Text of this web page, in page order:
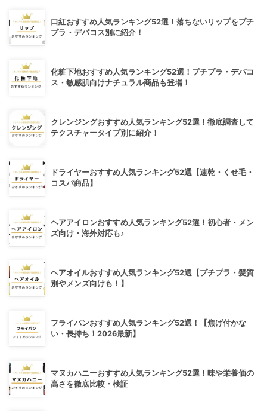
口紅おすすめ人気ランキング52選！落ちないリップをプチ
プラ・デパコス別に紹介！
化粧下地おすすめ人気ランキング52選！プチプラ・デパコ
ス・敏感肌向けナチュラル商品も登場！
クレンジングおすすめ人気ランキング52選！徹底調査して
テクスチャータイプ別に紹介！
ドライヤーおすすめ人気ランキング52選【速乾・くせ毛・
コスパ商品】
ヘアアイロンおすすめ人気ランキング52選！初心者・メン
ズ向け・海外対応も♪
ヘアオイルおすすめ人気ランキング52選【プチプラ・髪質
別やメンズ向けも！】
フライパンおすすめ人気ランキング52選！【焦げ付かな
い・長持ち！2026最新】
マヌカハニーおすすめ人気ランキング52選！味や栄養価の
高さを徹底比較・検証